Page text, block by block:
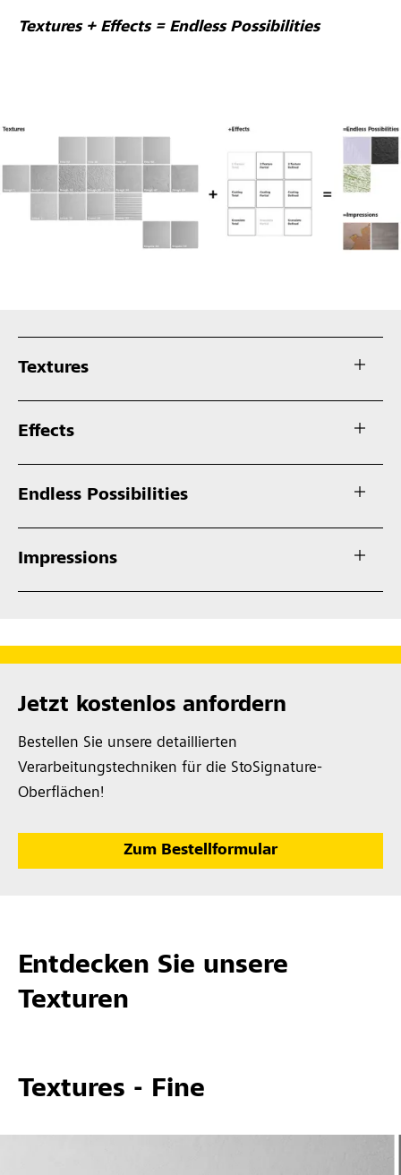
Textures + Effects = Endless Possibilities
Textures
Effects
Endless Possibilities
Impressions
Jetzt kostenlos anfordern
Bestellen Sie unsere detaillierten
Verarbeitungstechniken für die StoSignature-
Oberflächen!
Zum Bestellformular
Entdecken Sie unsere
Texturen
Textures - Fine